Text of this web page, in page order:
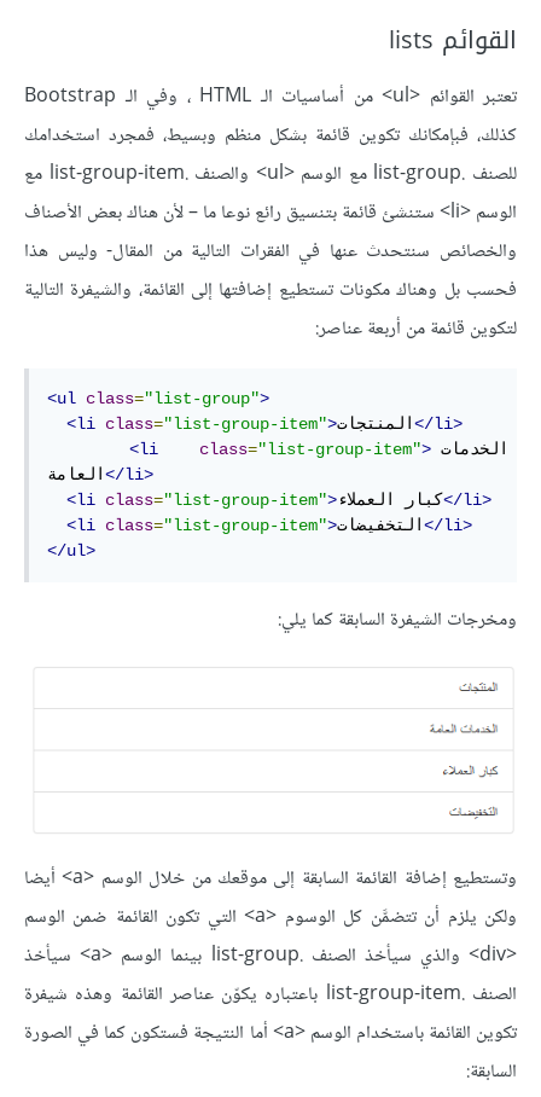
القوائم lists
تعتبر القوائم <ul> من أساسيات الـ HTML ، وفي الـ Bootstrap
كذلك، فبإمكانك تكوين قائمة بشكل منظم وبسيط، فمجرد استخدامك
للصنف .list-group مع الوسم <ul> والصنف .list-group-item مع
الوسم <li> ستنشئ قائمة بتنسيق رائع نوعا ما – لأن هناك بعض الأصناف
والخصائص سنتحدث عنها في الفقرات التالية من المقال- وليس هذا
فحسب بل وهناك مكونات تستطيع إضافتها إلى القائمة، والشيفرة التالية
لتكوين قائمة من أربعة عناصر:
<ul class="list-group">
<li class="list-group-item">المنتجات</li>
<li
class="list-group-item">
العامة</li>
<li class="list-group-item">كبار العملاء</li>
<li class="list-group-item">التخفيضات</li>
</ul>
ومخرجات الشيفرة السابقة كما يلي:
وتستطيع إضافة القائمة السابقة إلى موقعك من خلال الوسم <a> أيضا
ولكن يلزم أن تتضمَّن كل الوسوم <a> التي تكون القائمة ضمن الوسم
<div> والذي سيأخذ الصنف .list-group بينما الوسم <a> سيأخذ
الصنف .list-group-item باعتباره يكوّن عناصر القائمة وهذه شيفرة
تكوين القائمة باستخدام الوسم <a> أما النتيجة فستكون كما في الصورة
السابقة: